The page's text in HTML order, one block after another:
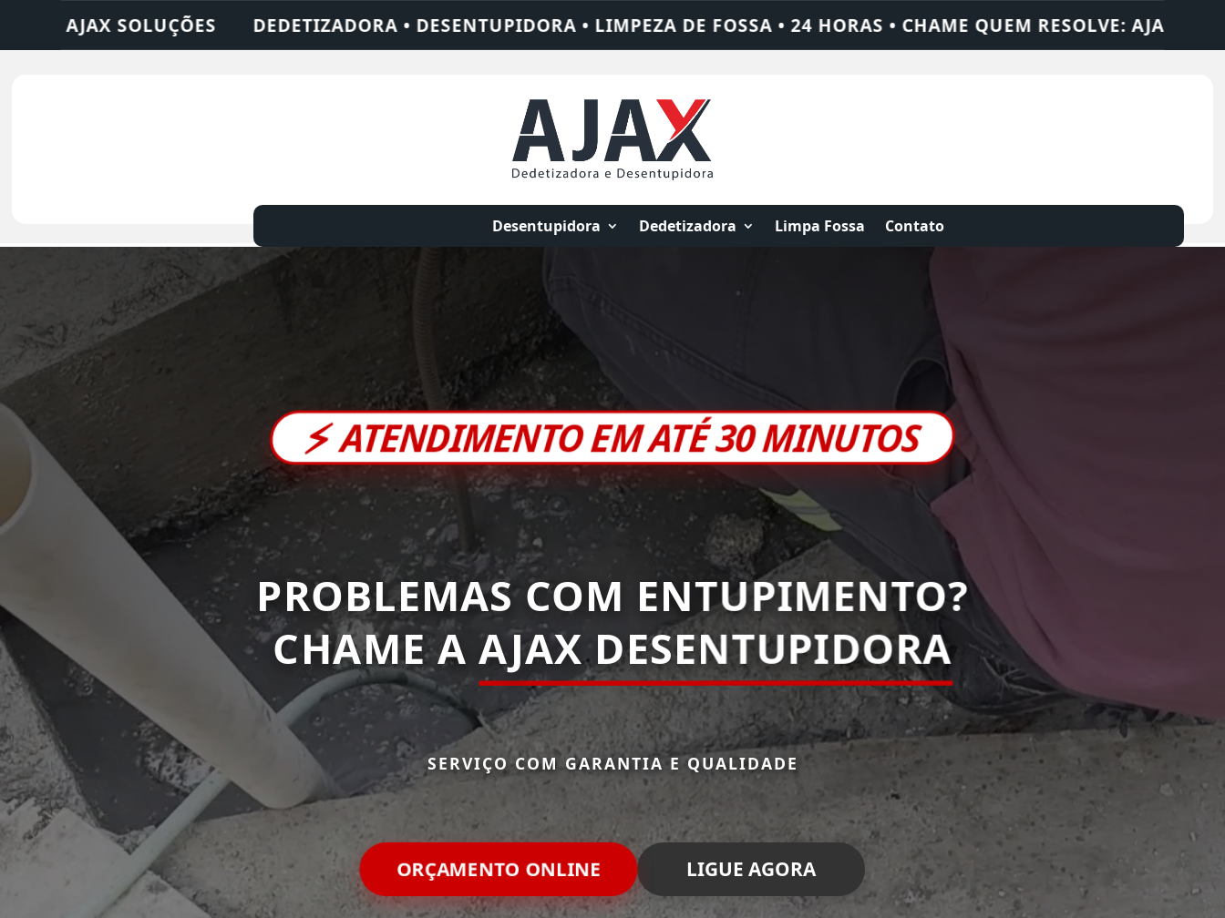
• DESENTUPIDORA • LIMPEZA DE FOSSA • 24 HORAS • CHAME QUEM RESOLVE: AJAX SOLUÇÕES DEDETIZADORA •
Desentupidora Dedetizadora Limpa Fossa Contato
⚡ATENDIMENTO EM ATÉ 30 MINUTOS
PROBLEMAS COM ENTUPIMENTO?
CHAME AAJAX DESENTUPIDORA
SERVIÇO COM GARANTIA E QUALIDADE
ORÇAMENTO ONLINE LIGUE AGORA